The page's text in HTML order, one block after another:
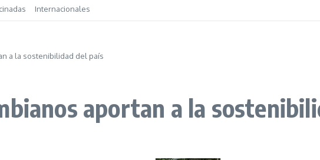
Internacionales
a la sostenibilidad del país
aportan a la